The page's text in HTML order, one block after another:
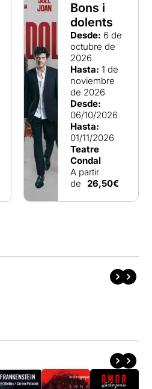
Bons i
dolents
Desde: 6 de
octubre de
2026
Hasta: 1 de
noviembre
de 2026
Desde:
06/10/2026
Hasta:
01/11/2026
Teatre
Condal
A partir
de 26,50€